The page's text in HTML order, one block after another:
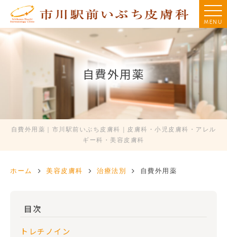
MENU
自費外用薬
自費外用薬｜市川駅前いぶち皮膚科｜皮膚科・小児皮膚科・アレル
ギー科・美容皮膚科
ホーム 美容皮膚科 治療法別 自費外用薬
目次
トレチノイン